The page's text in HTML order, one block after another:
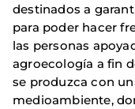
destinados a
para poder hacer
las personas
agroecología a fin
se produzca con
medioambiente,